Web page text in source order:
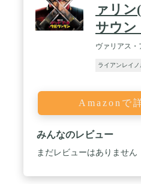
ァリン
サウン
ヴァリアス・
ライアンレイノ
Amazonで
みんなのレビュー
まだレビューはありません